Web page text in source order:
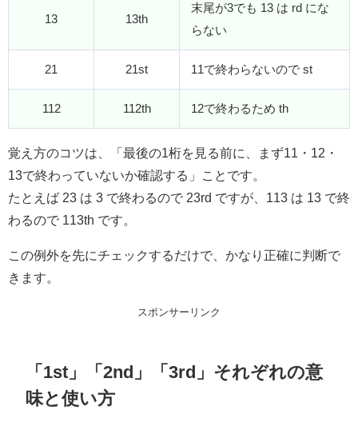
13 13th
末尾が3でも 13 は rd にな
らない
21 21st 11で終わらないので st
112 112th 12で終わるため th
覚え方のコツは、「最後の1桁を見る前に、まず11・12・
13で終わっていないか確認する」ことです。
たとえば 23 は 3 で終わるので 23rd ですが、113 は 13 で終
わるので 113th です。
この例外を先にチェックするだけで、かなり正確に判断で
きます。
スポンサーリンク
「1st」「2nd」「3rd」それぞれの意
味と使い方